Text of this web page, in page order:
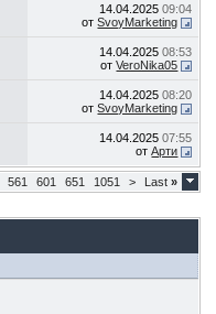
14.04.202509:04
отSvoyMarketing
14.04.202508:53
отVeroNika05
14.04.202508:20
отSvoyMarketing
14.04.202507:55
отАрти
561 601 651 1051 > Last»